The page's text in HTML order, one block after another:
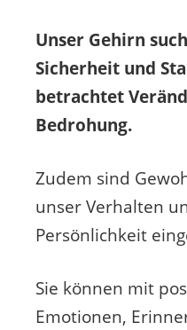
Unser Gehirn
Sicherheit und
betrachtet
Bedrohung.
Zudem sind
unser Verhalten
Persönlichkeit
Sie können mit
Emotionen,